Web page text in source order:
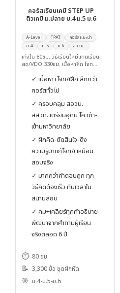
คอร์สเรียนเคมี STEP UP
ติวเคมี ม.ปลาย ม.4 ม.5 ม.6
A-Level TPAT
คอร์สแนะนำ
ม.4
ม.5 ม.6 สอวน.
เก่งใน 80ชม. วิธีเรียนใหม่แทนเรียน
สด/VDO 330ชม. เนื้อหาลึก โจทย์
✓ เนื้อหา+โจทย์ฝึก ลึกกว่า
คอร์สทั่วไป
✓ ครอบคลุม สอวน.
สสวท. เตรียมอุดม โควต้า-
เข้ามหาวิทยาลัย
✓ ฝึกคิด-ตัดสินใจ-ดึง
ความรู้มาแก้โจทย์ เหมือน
สอบจริง
✓ มากกว่าคำตอบถูก ทุก
วิธีคิดต้องเร็ว ทันเวลาใน
สนามสอบ
✓ คม+เคลียร์ทุกคำอธิบาย
พัฒนาจากคำถามผู้เรียน
จริงตลอด 6 ปี
⏱️ 80 ชม.
📝 3,300 ข้อ ชุดฝึกหัด
🎯 ม.4-ม.5-ม.6